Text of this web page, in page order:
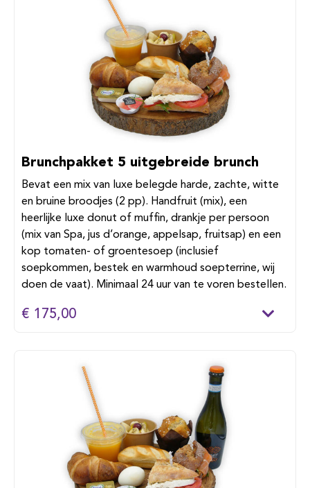
Brunchpakket 5 uitgebreide brunch
Bevat een mix van luxe belegde harde, zachte, witte
en bruine broodjes (2 pp). Handfruit (mix), een
heerlijke luxe donut of muffin, drankje per persoon
(mix van Spa, jus d’orange, appelsap, fruitsap) en een
kop tomaten- of groentesoep (inclusief
soepkommen, bestek en warmhoud soepterrine, wij
doen de vaat). Minimaal 24 uur van te voren bestellen.
€ 175,00